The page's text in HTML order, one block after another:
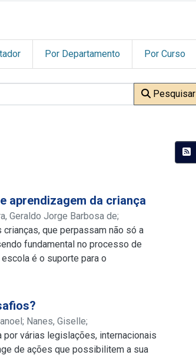
Por Departamento Por Curso
Pesquisar
aprendizagem da criança
Geraldo Jorge Barbosa de;
que perpassam não só a
fundamental no processo de
é o suporte para o
Assim, o objetivo do trabalho é
processo de aprendizagem das
seu papel na sociedade e na
utilizada foi uma pesquisa
da Família no processo de
; Nanes, Giselle;
lattes.cnpq.br/1010542665334174;
várias legislações, internacionais
de ações que possibilitem a sua